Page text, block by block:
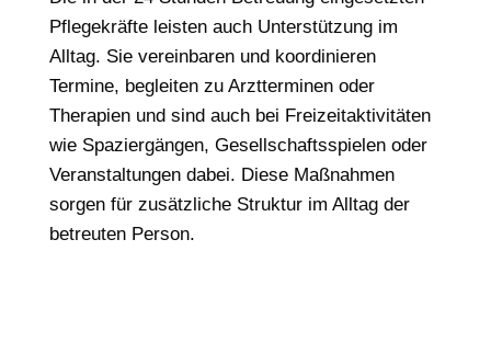
Pflegekräfte leisten auch Unterstützung im
Alltag. Sie vereinbaren und koordinieren
Termine, begleiten zu Arztterminen oder
Therapien und sind auch bei Freizeitaktivitäten
wie Spaziergängen, Gesellschaftsspielen oder
Veranstaltungen dabei. Diese Maßnahmen
sorgen für zusätzliche Struktur im Alltag der
betreuten Person.